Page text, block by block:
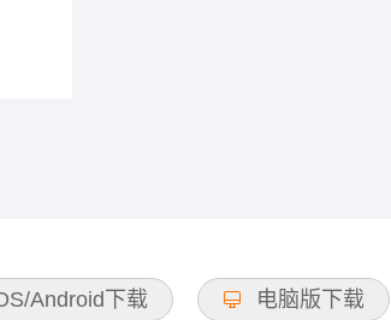
Android下载 电脑版下载